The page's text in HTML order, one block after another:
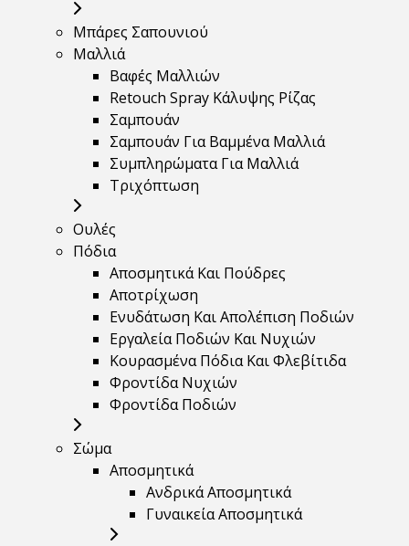
Μπάρες Σαπουνιού
Μαλλιά
Βαφές Μαλλιών
Retouch Spray Κάλυψης Ρίζας
Σαμπουάν
Σαμπουάν Για Βαμμένα Μαλλιά
Συμπληρώματα Για Μαλλιά
Τριχόπτωση
Ουλές
Πόδια
Αποσμητικά Και Πούδρες
Αποτρίχωση
Ενυδάτωση Και Απολέπιση Ποδιών
Εργαλεία Ποδιών Και Νυχιών
Κουρασμένα Πόδια Και Φλεβίτιδα
Φροντίδα Νυχιών
Φροντίδα Ποδιών
Σώμα
Αποσμητικά
Ανδρικά Αποσμητικά
Γυναικεία Αποσμητικά